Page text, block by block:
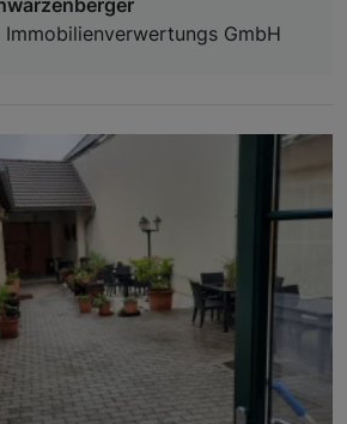
Immobilienverwertungs GmbH